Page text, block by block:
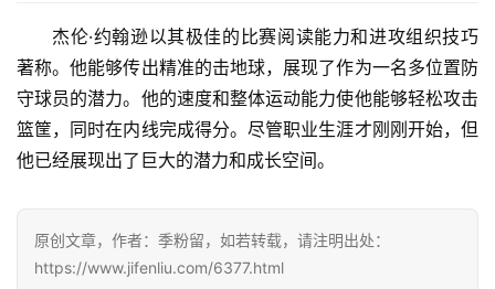
美
食
|
车
免
登录 注册
杰伦·约翰逊以其极佳的比赛阅读能力和进攻组织技巧
著称。他能够传出精准的击地球，展现了作为一名多位置防
守球员的潜力。他的速度和整体运动能力使他能够轻松攻击
篮筐，同时在内线完成得分。尽管职业生涯才刚刚开始，但
他已经展现出了巨大的潜力和成长空间。
原创文章，作者：季粉留，如若转载，请注明出处：
https://www.jifenliu.com/6377.html